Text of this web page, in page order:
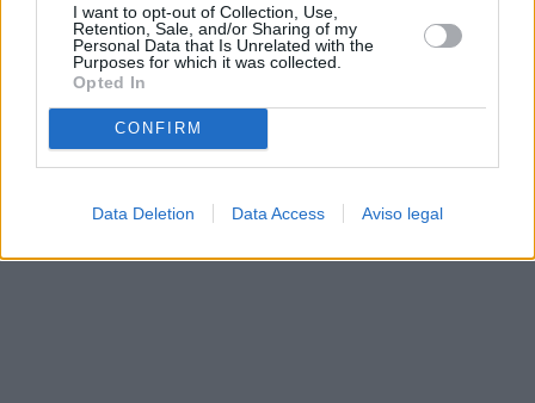
I want to opt-out of Collection, Use,
Retention, Sale, and/or Sharing of my
Personal Data that Is Unrelated with the
Purposes for which it was collected.
Opted In
CONFIRM
Data Deletion Data Access Aviso legal